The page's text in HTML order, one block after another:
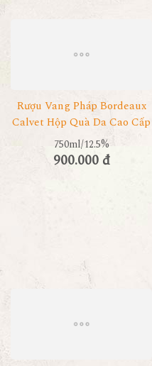
Rượu Vang Pháp Bordeaux
Calvet Hộp Quà Da Cao Cấp
750ml/12.5%
900.000 đ